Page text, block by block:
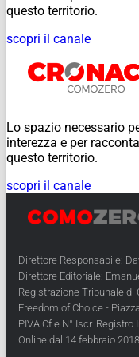
questo territorio.
scopri il canale
Lo spazio necessario
interezza e per
questo territorio.
scopri il canale
Direttore Responsabile:
Direttore Editoriale:
Registrazione Tribunale di
Freedom of Choice -
PIVA Cf e N° Iscr.
Online dal 14 febbraio 2018